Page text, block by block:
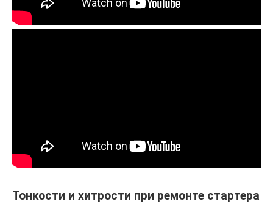
Тонкости и хитрости при ремонте стартера